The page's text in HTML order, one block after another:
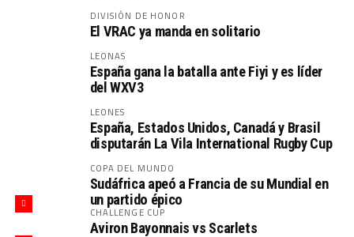
DIVISIÓN DE HONOR
El VRAC ya manda en solitario
LEONAS
España gana la batalla ante Fiyi y es líder
del WXV3
LEONES
España, Estados Unidos, Canadá y Brasil
disputarán La Vila International Rugby Cup
COPA DEL MUNDO
Sudáfrica apeó a Francia de su Mundial en
un partido épico
CHALLENGE CUP
Aviron Bayonnais vs Scarlets